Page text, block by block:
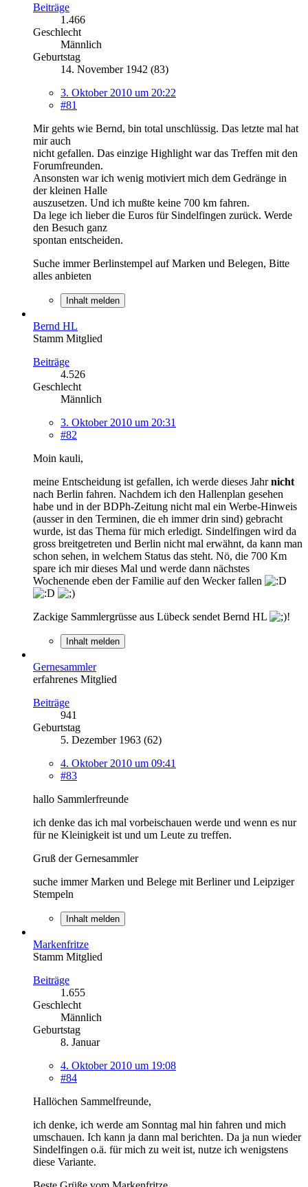
Beiträge
1.466
Geschlecht
Männlich
Geburtstag
14. November 1942 (83)
3. Oktober 2010 um 20:22
#81
Mir gehts wie Bernd, bin total unschlüssig. Das letzte mal hat
mir auch
nicht gefallen. Das einzige Highlight war das Treffen mit den
Forumfreunden.
Ansonsten war ich wenig motiviert mich dem Gedränge in
der kleinen Halle
auszusetzen. Und ich mußte keine 700 km fahren.
Da lege ich lieber die Euros für Sindelfingen zurück. Werde
den Besuch ganz
spontan entscheiden.
Suche immer Berlinstempel auf Marken und Belegen, Bitte
alles anbieten
Inhalt melden
Bernd HL
Stamm Mitglied
Beiträge
4.526
Geschlecht
Männlich
3. Oktober 2010 um 20:31
#82
Moin kauli,
meine Entscheidung ist gefallen, ich werde dieses Jahrnicht
nach Berlin fahren. Nachdem ich den Hallenplan gesehen
habe und in der BDPh-Zeitung nicht mal ein Werbe-Hinweis
(ausser in den Terminen, die eh immer drin sind) gebracht
wurde, ist das Thema für mich erledigt. Sindelfingen wird da
gross breitgetreten und Berlin nicht mal erwähnt, da kann man
schon sehen, in welchem Status das steht. Nö, die 700 Km
spare ich mir dieses Mal und werde dann nächstes
Wochenende eben der Familie auf den Wecker fallen
Zackige Sammlergrüsse aus Lübeck sendet Bernd HL !
Inhalt melden
Gernesammler
erfahrenes Mitglied
Beiträge
941
Geburtstag
5. Dezember 1963 (62)
4. Oktober 2010 um 09:41
#83
hallo Sammlerfreunde
ich denke das ich mal vorbeischauen werde und wenn es nur
für ne Kleinigkeit ist und um Leute zu treffen.
Gruß der Gernesammler
suche immer Marken und Belege mit Berliner und Leipziger
Stempeln
Inhalt melden
Markenfritze
Stamm Mitglied
Beiträge
1.655
Geschlecht
Männlich
Geburtstag
8. Januar
4. Oktober 2010 um 19:08
#84
Hallöchen Sammelfreunde,
ich denke, ich werde am Sonntag mal hin fahren und mich
umschauen. Ich kann ja dann mal berichten. Da ja nun wieder
Sindelfingen o.ä. für mich zu weit ist, nutze ich wenigstens
diese Variante.